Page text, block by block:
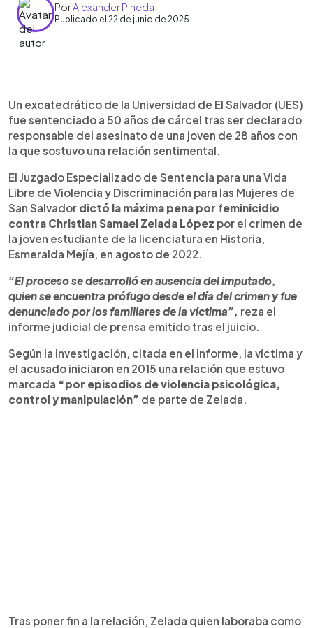
PorAlexander Pineda
Publicado el 22 de junio de 2025
Escuchar artículo
Un excatedrático de la Universidad de El Salvador (UES)
fue sentenciado a 50 años de cárcel tras ser declarado
responsable del asesinato de una joven de 28 años con
la que sostuvo una relación sentimental.
El Juzgado Especializado de Sentencia para una Vida
Libre de Violencia y Discriminación para las Mujeres de
San Salvador dictó la máxima pena por feminicidio
contra Christian Samael Zelada López por el crimen de
la joven estudiante de la licenciatura en Historia,
Esmeralda Mejía, en agosto de 2022.
“El proceso se desarrolló en ausencia del imputado,
quien se encuentra prófugo desde el día del crimen y fue
denunciado por los familiares de la víctima”, reza el
informe judicial de prensa emitido tras el juicio.
Según la investigación, citada en el informe, la víctima y
el acusado iniciaron en 2015 una relación que estuvo
marcada “por episodios de violencia psicológica,
control y manipulación” de parte de Zelada.
Tras poner fin a la relación, Zelada quien laboraba como